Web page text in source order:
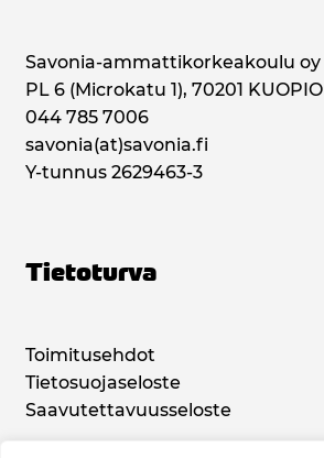
Savonia-ammattikorkeakoulu oy
PL 6 (Microkatu 1), 70201 KUOPIO
044 785 7006
savonia(at)savonia.fi
Y-tunnus 2629463-3
Tietoturva
Toimitusehdot
Tietosuojaseloste
Saavutettavuusseloste